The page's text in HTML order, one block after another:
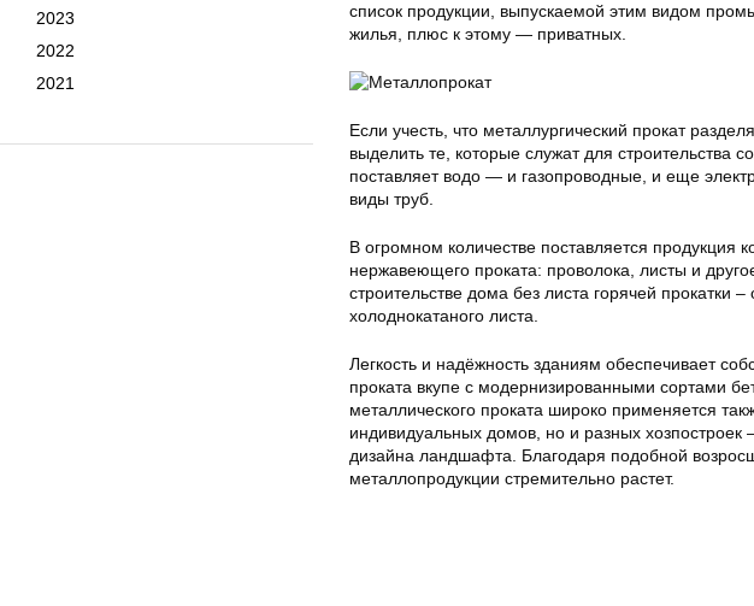
2023
2022
2021
список продукции, выпускаемой этим видом
жилья, плюс к этому — приватных.
Если учесть, что металлургический прокат
выделить те, которые служат для строительства
поставляет водо — и газопроводные, и еще
виды труб.
В огромном количестве поставляется продукция
нержавеющего проката: проволока, листы и
строительстве дома без листа горячей прокатки
холоднокатаного листа.
Легкость и надёжность зданиям обеспечивает
проката вкупе с модернизированными сортами
металлического проката широко применяется
индивидуальных домов, но и разных
дизайна ландшафта. Благодаря подобной
металлопродукции стремительно растет.